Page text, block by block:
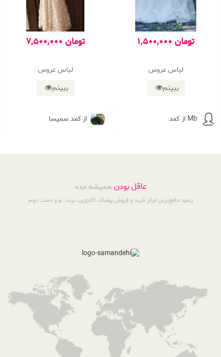
1,500,000 تومان
لباس عروس
ببینم
از کمد Mb
7,500,000 تومان
لباس عروس
ببینم
از کمد سمیسا
عاقل بودنهمیشه مده
زنمود جامع‌ترین مرکز خرید و فروش پوشاک لاکچری، برند، نو و دست دوم